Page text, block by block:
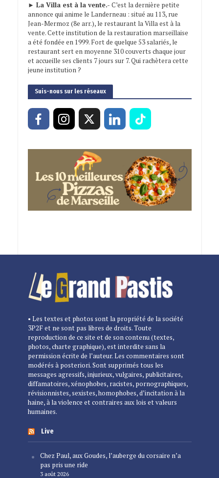
► La Villa est à la vente.- C’est la dernière petite
annonce qui anime le Landerneau : situé au 113, rue
Jean-Mermoz (8e arr.), le restaurant la Villa est à la
vente. Cette institution de la restauration marseillaise
a été fondée en 1999. Fort de quelque 53 salariés, le
restaurant sert en moyenne 310 couverts chaque jour
et accueille ses clients 7 jours sur 7. Qui rachètera cette
jeune institution ?
Suis-nous sur les réseaux
• Les textes et photos sont la propriété de la société
3P2F et ne sont pas libres de droits. Toute
reproduction de ce site et de son contenu (textes,
photos, charte graphique), est interdite sans la
permission écrite de l’auteur. Les commentaires sont
modérés à posteriori. Sont supprimés tous les
messages agressifs, injurieux, vulgaires, publicitaires,
diffamatoires, xénophobes, racistes, pornographiques,
révisionnistes, sexistes, homophobes, d’incitation à la
haine, à la violence et contraires aux lois et valeurs
humaines.
Live
Chez Paul, aux Goudes, l’auberge du corsaire n’a
pas pris une ride
3 août 2026